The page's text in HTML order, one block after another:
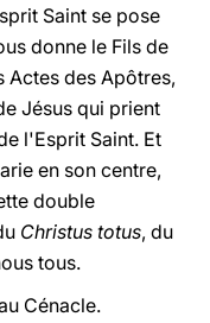
Saint se pose
donne le Fils de
Actes des Apôtres,
Jésus qui prient
l'Esprit Saint. Et
en son centre,
double
Christus totus, du
tous.
Cénacle.